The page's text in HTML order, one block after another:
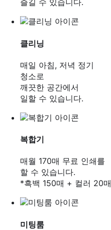
즐길 수 있습니다.
클리닝
매일 아침, 저녁 정기
청소로
깨끗한 공간에서
일할 수 있습니다.
복합기
매월 170매 무료 인쇄를
할 수 있습니다.
*흑백 150매 + 컬러 20매
미팅룸